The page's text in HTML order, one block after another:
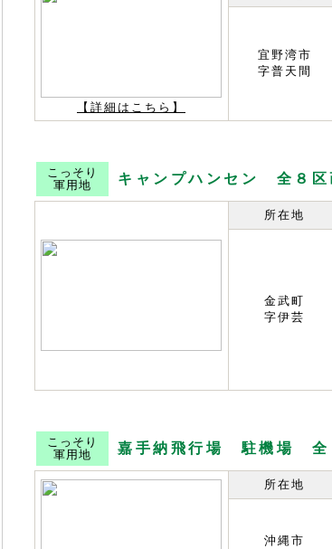
【詳細はこちら】
宜野湾市
字普天間
こっそり
軍用地
キャンプハンセン 全８区
所在地
金武町
字伊芸
こっそり
軍用地
嘉手納飛行場 駐機場 全
所在地
沖縄市